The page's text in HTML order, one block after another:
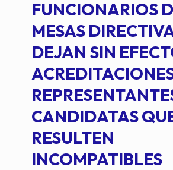
FUNCIONARIOS
MESAS
DEJAN SIN
CANDIDATAS
RESULTEN
INCOMPATIBLES